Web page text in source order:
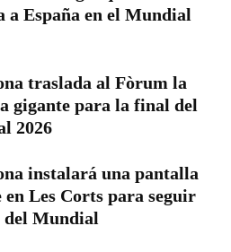
a España en el Mundial
traslada al Fòrum la
gigante para la final del
2026
instalará una pantalla
en Les Corts para seguir
Mundial